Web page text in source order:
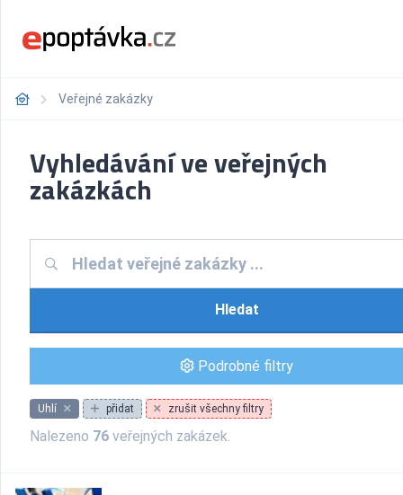
Veřejné zakázky
Vyhledávání ve veřejných
zakázkách
Hledat
Podrobné filtry
Uhlí přidat zrušit všechny filtry
Nalezeno 76 veřejných zakázek.